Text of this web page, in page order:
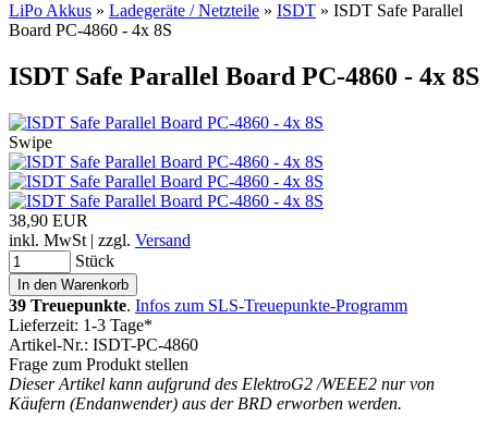
LiPo Akkus » Ladegeräte / Netzteile » ISDT » ISDT Safe Parallel
Board PC-4860 - 4x 8S
ISDT Safe Parallel Board PC-4860 - 4x 8S
Swipe
38,90 EUR
inkl. MwSt | zzgl. Versand
Stück
39 Treuepunkte. Infos zum SLS-Treuepunkte-Programm
Lieferzeit: 1-3 Tage*
Artikel-Nr.: ISDT-PC-4860
Frage zum Produkt stellen
Dieser Artikel kann aufgrund des ElektroG2 /WEEE2 nur von
Käufern (Endanwender) aus der BRD erworben werden.